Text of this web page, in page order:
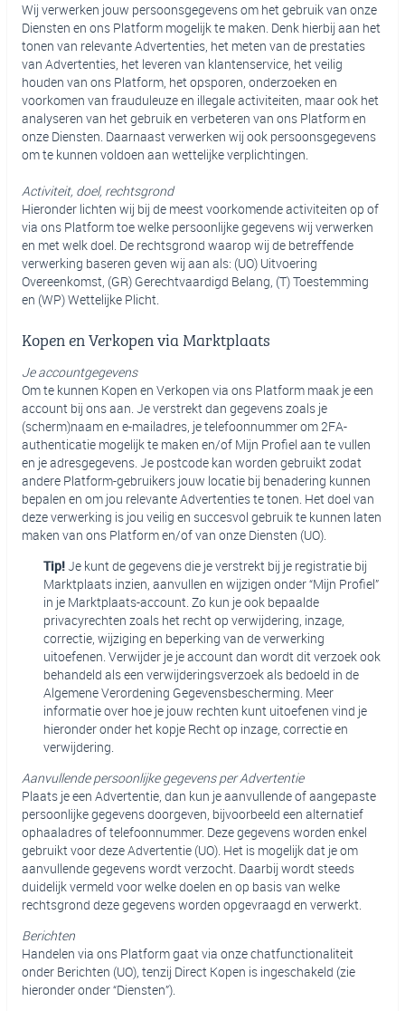
Wij verwerken jouw persoonsgegevens om het gebruik van onze
Diensten en ons Platform mogelijk te maken. Denk hierbij aan het
tonen van relevante Advertenties, het meten van de prestaties
van Advertenties, het leveren van klantenservice, het veilig
houden van ons Platform, het opsporen, onderzoeken en
voorkomen van frauduleuze en illegale activiteiten, maar ook het
analyseren van het gebruik en verbeteren van ons Platform en
onze Diensten. Daarnaast verwerken wij ook persoonsgegevens
om te kunnen voldoen aan wettelijke verplichtingen.
Activiteit, doel, rechtsgrond
Hieronder lichten wij bij de meest voorkomende activiteiten op of
via ons Platform toe welke persoonlijke gegevens wij verwerken
en met welk doel. De rechtsgrond waarop wij de betreffende
verwerking baseren geven wij aan als: (UO) Uitvoering
Overeenkomst, (GR) Gerechtvaardigd Belang, (T) Toestemming
en (WP) Wettelijke Plicht.
Kopen en Verkopen via Marktplaats
Je accountgegevens
Om te kunnen Kopen en Verkopen via ons Platform maak je een
account bij ons aan. Je verstrekt dan gegevens zoals je
(scherm)naam en e-mailadres, je telefoonnummer om 2FA-
authenticatie mogelijk te maken en/of Mijn Profiel aan te vullen
en je adresgegevens. Je postcode kan worden gebruikt zodat
andere Platform-gebruikers jouw locatie bij benadering kunnen
bepalen en om jou relevante Advertenties te tonen. Het doel van
deze verwerking is jou veilig en succesvol gebruik te kunnen laten
maken van ons Platform en/of van onze Diensten (UO).
Tip!Je kunt de gegevens die je verstrekt bij je registratie bij
Marktplaats inzien, aanvullen en wijzigen onder “Mijn Profiel”
in je Marktplaats-account. Zo kun je ook bepaalde
privacyrechten zoals het recht op verwijdering, inzage,
correctie, wijziging en beperking van de verwerking
uitoefenen. Verwijder je je account dan wordt dit verzoek ook
behandeld als een verwijderingsverzoek als bedoeld in de
Algemene Verordening Gegevensbescherming. Meer
informatie over hoe je jouw rechten kunt uitoefenen vind je
hieronder onder het kopje Recht op inzage, correctie en
verwijdering.
Aanvullende persoonlijke gegevens per Advertentie
Plaats je een Advertentie, dan kun je aanvullende of aangepaste
persoonlijke gegevens doorgeven, bijvoorbeeld een alternatief
ophaaladres of telefoonnummer. Deze gegevens worden enkel
gebruikt voor deze Advertentie (UO). Het is mogelijk dat je om
aanvullende gegevens wordt verzocht. Daarbij wordt steeds
duidelijk vermeld voor welke doelen en op basis van welke
rechtsgrond deze gegevens worden opgevraagd en verwerkt.
Berichten
Handelen via ons Platform gaat via onze chatfunctionaliteit
onder Berichten (UO), tenzij Direct Kopen is ingeschakeld (zie
hieronder onder “Diensten”).